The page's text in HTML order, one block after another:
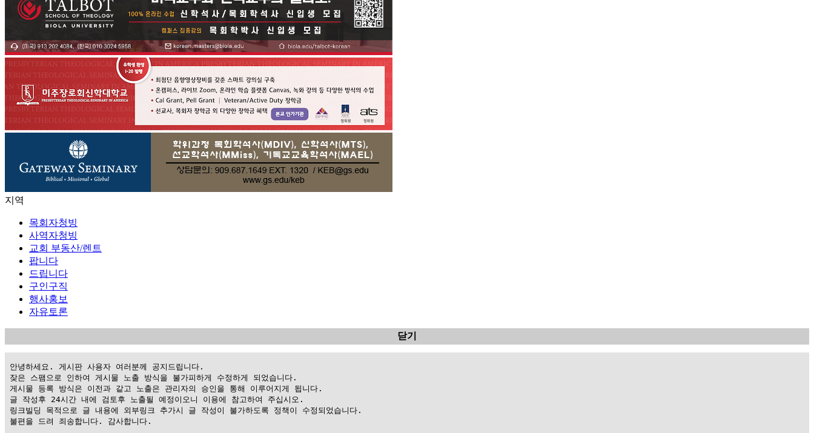
지역
목회자청빙
사역자청빙
교회 부동산/렌트
팝니다
드립니다
구인구직
행사홍보
자유토론
닫기
안녕하세요. 게시판 사용자 여러분께 공지드립니다.
잦은 스팸으로 인하여 게시물 노출 방식을 불가피하게 수정하게 되었습니다.
게시물 등록 방식은 이전과 같고 노출은 관리자의 승인을 통해 이루어지게 됩니다.
글 작성후 24시간 내에 검토후 노출될 예정이오니 이용에 참고하여 주십시오.
링크빌딩 목적으로 글 내용에 외부링크 추가시 글 작성이 불가하도록 정책이 수정되었습니다.
불편을 드려 죄송합니다. 감사합니다.